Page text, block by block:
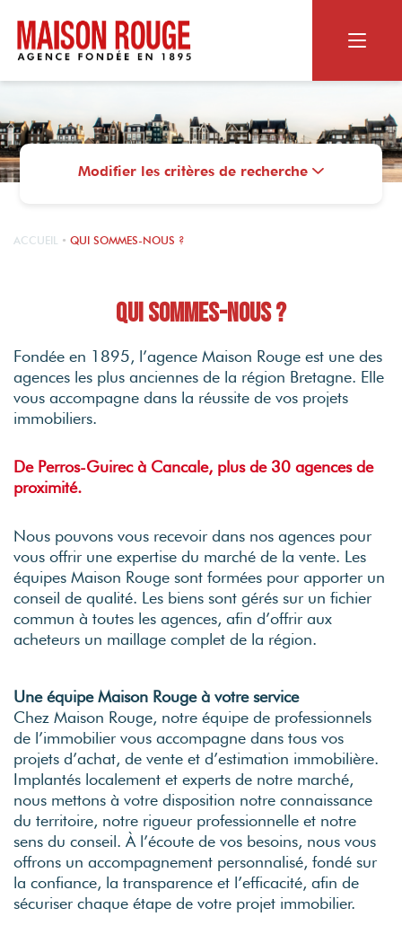
ACHETER
Appartement ou maison
Terrain
NOS SERVICES
Le Magazine
Nos agences
Nos actualités
VOTRE FINANCEMENT
Simulateur de crédit
Estimation des frais de notaire
VENDRE
Vendus par Maison Rouge
Estimation personnalisée
OUTILS DIGITAUX
Photos HDR
Visites virtuelles
DPE & DIAGNOSTICS
Audit énergétique
Assainissement
LE GROUPE
Qui sommes-nous ?
Nos actualités
Nos partenaires
CONTACT
RECRUTEMENT
Modifier les critères de recherche
ACCUEIL QUI SOMMES-NOUS ?
Qui sommes-nous ?
Fondée en 1895, l’agence Maison Rouge est une des
agences les plus anciennes de la région Bretagne. Elle
vous accompagne dans la réussite de vos projets
immobiliers.
De Perros-Guirec à Cancale, plus de 30 agences de
proximité.
Nous pouvons vous recevoir dans nos agences pour
vous offrir une expertise du marché de la vente. Les
équipes Maison Rouge sont formées pour apporter un
conseil de qualité. Les biens sont gérés sur un fichier
commun à toutes les agences, afin d’offrir aux
acheteurs un maillage complet de la région.
Une équipe Maison Rouge à votre service
Chez Maison Rouge, notre équipe de professionnels
de l’immobilier vous accompagne dans tous vos
projets d’achat, de vente et d’estimation immobilière.
Implantés localement et experts de notre marché,
nous mettons à votre disposition notre connaissance
du territoire, notre rigueur professionnelle et notre
sens du conseil. À l’écoute de vos besoins, nous vous
offrons un accompagnement personnalisé, fondé sur
la confiance, la transparence et l’efficacité, afin de
sécuriser chaque étape de votre projet immobilier.